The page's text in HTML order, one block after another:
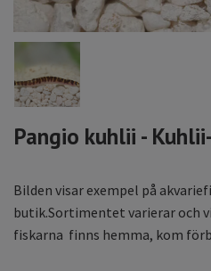
Pangio kuhlii -
Bilden visar exempel på
butik.Sortimentet varierar och
fiskarna finns hemma, kom